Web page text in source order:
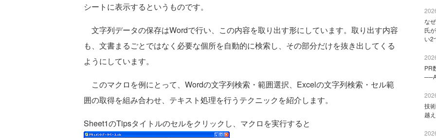
シートに表示するというものです。
文字列データの保存はWordで行い、この内容を取り出す形にしています。取り出す内容
も、文書まるごとではなく必要な個所を自動的に検索し、その部分だけを抜き出してくる
ようにしています。
このマクロを例にとって、Wordの文字列検索・範囲選択、Excelの文字列検索・セル範
囲の取得を組み合わせ、テキスト処理を行うテクニックを紹介します。
Sheet1のTipsタイトルのセルをクリックし、マクロを実行すると
な
氏
い2
PR
技
越